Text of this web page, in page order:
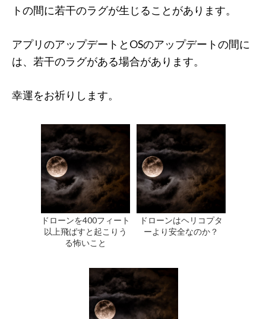
トの間に若干のラグが生じることがあります。
アプリのアップデートとOSのアップデートの間に
は、若干のラグがある場合があります。
幸運をお祈りします。
ドローンを400フィート
以上飛ばすと起こりう
る怖いこと
ドローンはヘリコプタ
ーより安全なのか？